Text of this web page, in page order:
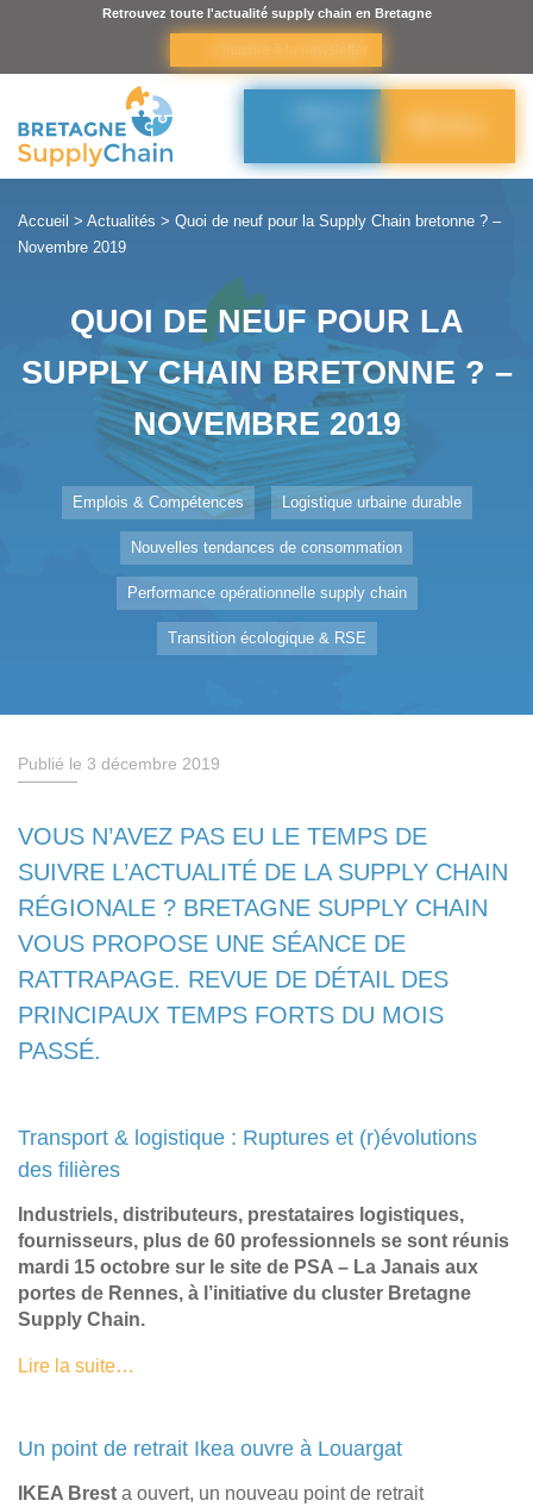
Retrouvez toute l'actualité supply chain en Bretagne
Accueil > Actualités > Quoi de neuf pour la Supply Chain bretonne ? –
Novembre 2019
QUOI DE NEUF POUR LA
SUPPLY CHAIN BRETONNE ? –
NOVEMBRE 2019
Emplois & Compétences Logistique urbaine durable
Nouvelles tendances de consommation
Performance opérationnelle supply chain
Transition écologique & RSE
Publié le 3 décembre 2019
VOUS N’AVEZ PAS EU LE TEMPS DE
SUIVRE L’ACTUALITÉ DE LA SUPPLY CHAIN
RÉGIONALE ? BRETAGNE SUPPLY CHAIN
VOUS PROPOSE UNE SÉANCE DE
RATTRAPAGE. REVUE DE DÉTAIL DES
PRINCIPAUX TEMPS FORTS DU MOIS
PASSÉ.
Transport & logistique : Ruptures et (r)évolutions
des filières
Industriels, distributeurs, prestataires logistiques,
fournisseurs, plus de 60 professionnels se sont réunis
mardi 15 octobre sur le site de PSA – La Janais aux
portes de Rennes, à l’initiative du cluster Bretagne
Supply Chain.
Lire la suite…
Un point de retrait Ikea ouvre à Louargat
IKEA Brest a ouvert, un nouveau point de retrait
Panneau de gestion des cookies